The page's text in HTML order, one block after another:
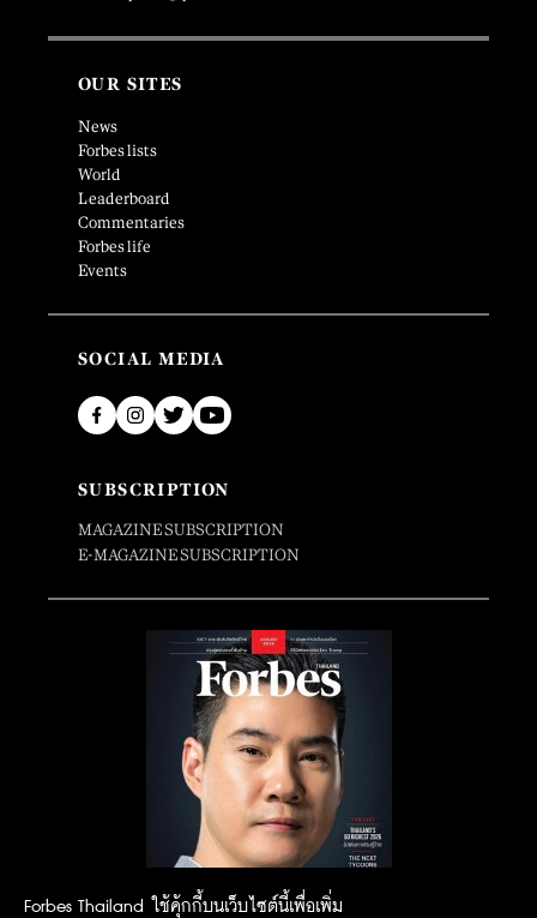
Forbes Thailand ใช้คุ้กกี้บนเว็บไซต์นี้เพื่อเพิ่ม
OUR SITES
News
Forbes lists
World
Leaderboard
Commentaries
Forbes life
Events
SOCIAL MEDIA
SUBSCRIPTION
MAGAZINE SUBSCRIPTION
E-MAGAZINE SUBSCRIPTION